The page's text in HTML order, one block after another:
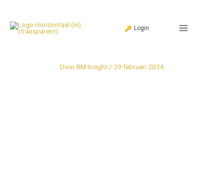
Login
DoorBM Insight / 29 februari 2024